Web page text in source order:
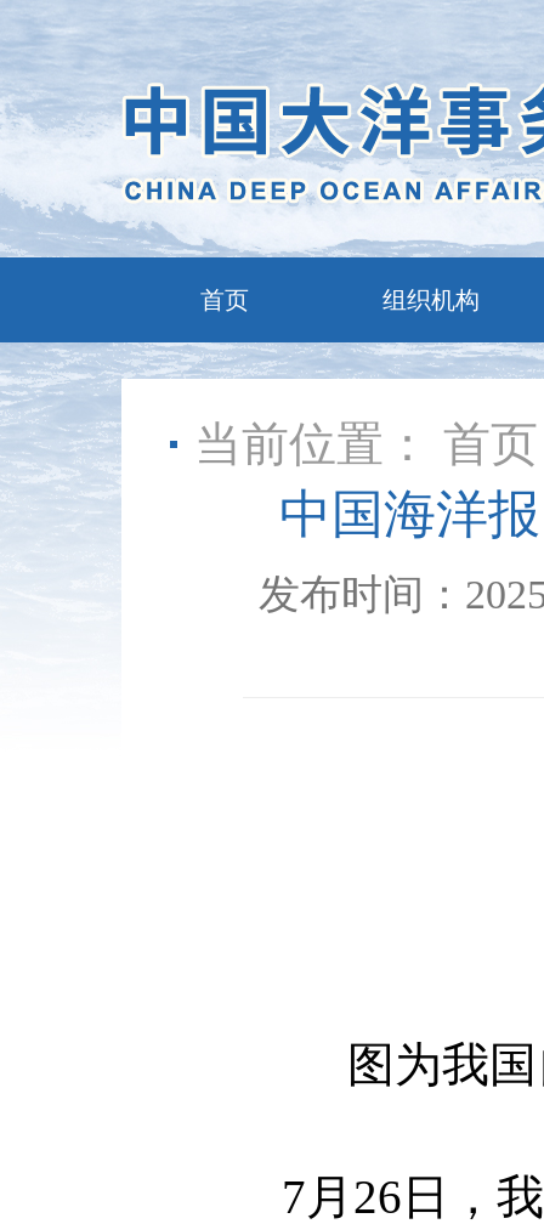
首页 组织机构
当前位置： 首页
中国海洋
发布时间：
图为我
7月26日，